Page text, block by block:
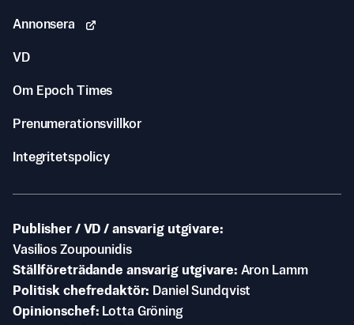
Annonsera
VD
Om Epoch Times
Prenumerationsvillkor
Integritetspolicy
Publisher / VD / ansvarig utgivare
Vasilios Zoupounidis
Ställföreträdande ansvarig utgivare Aron Lamm
Politisk chefredaktör
Daniel Sundqvist
Opinionschef
Lotta Gröning